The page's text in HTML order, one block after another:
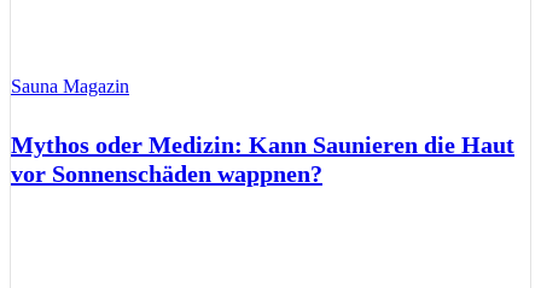
Sauna Magazin
Mythos oder Medizin: Kann Saunieren die Haut
vor Sonnenschäden wappnen?